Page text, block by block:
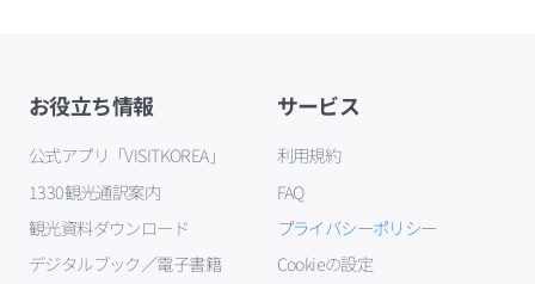
お役立ち情報
公式アプリ「VISITKOREA」
1330観光通訳案内
観光資料ダウンロード
デジタルブック／電子書籍
サービス
利用規約
FAQ
プライバシーポリシー
Cookieの設定